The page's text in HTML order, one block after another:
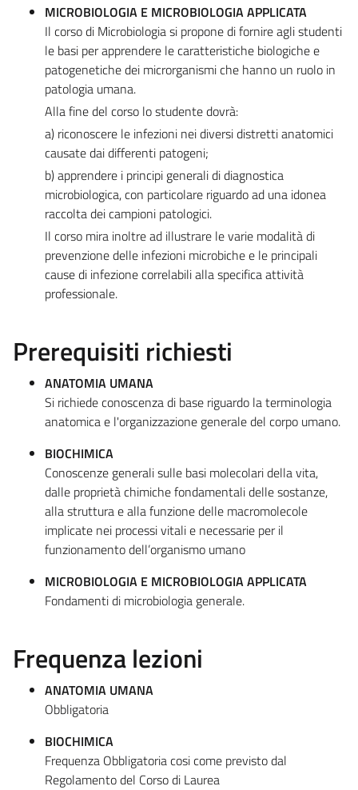
MICROBIOLOGIA E MICROBIOLOGIA APPLICATA
Il corso di Microbiologia si propone di fornire agli studenti
le basi per apprendere le caratteristiche biologiche e
patogenetiche dei microrganismi che hanno un ruolo in
patologia umana.
Alla fine del corso lo studente dovrà:
a) riconoscere le infezioni nei diversi distretti anatomici
causate dai differenti patogeni;
b) apprendere i principi generali di diagnostica
microbiologica, con particolare riguardo ad una idonea
raccolta dei campioni patologici.
Il corso mira inoltre ad illustrare le varie modalità di
prevenzione delle infezioni microbiche e le principali
cause di infezione correlabili alla specifica attività
professionale.
Prerequisiti richiesti
ANATOMIA UMANA
Si richiede conoscenza di base riguardo la terminologia
anatomica e l'organizzazione generale del corpo umano.
BIOCHIMICA
Conoscenze generali sulle basi molecolari della vita,
dalle proprietà chimiche fondamentali delle sostanze,
alla struttura e alla funzione delle macromolecole
implicate nei processi vitali e necessarie per il
funzionamento dell’organismo umano
MICROBIOLOGIA E MICROBIOLOGIA APPLICATA
Fondamenti di microbiologia generale.
Frequenza lezioni
ANATOMIA UMANA
Obbligatoria
BIOCHIMICA
Frequenza Obbligatoria cosi come previsto dal
Regolamento del Corso di Laurea